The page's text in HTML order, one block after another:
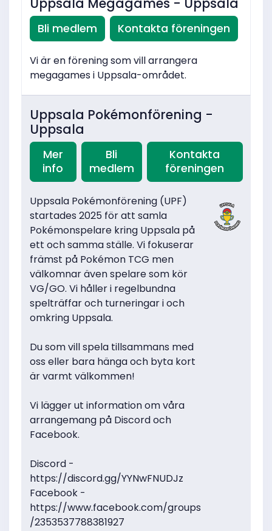
Bli medlem Kontakta föreningen
Vi är en förening som vill arrangera
megagames i Uppsala-området.
Uppsala Pokémonförening -
Uppsala
Mer
info
Bli
medlem
Kontakta
föreningen
Uppsala Pokémonförening (UPF)
startades 2025 för att samla
Pokémonspelare kring Uppsala på
ett och samma ställe. Vi fokuserar
främst på Pokémon TCG men
välkomnar även spelare som kör
VG/GO. Vi håller i regelbundna
spelträffar och turneringar i och
omkring Uppsala.
Du som vill spela tillsammans med
oss eller bara hänga och byta kort
är varmt välkommen!
Vi lägger ut information om våra
arrangemang på Discord och
Facebook.
Discord -
https://discord.gg/YYNwFNUDJz
Facebook -
https://www.facebook.com/groups
/2353537788381927